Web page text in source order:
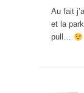
Au fait
et la
pull…